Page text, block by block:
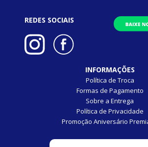
REDES SOCIAIS
INFORMAÇÕES
Política de Troca
Formas de Pagamento
Sobre a Entrega
Política de Privacidade
Promoção Aniversário